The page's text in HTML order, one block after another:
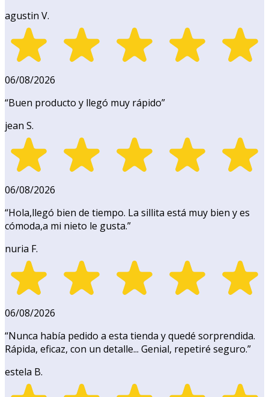
agustin V.
06/08/2026
“Buen producto y llegó muy rápido”
jean S.
06/08/2026
“Hola,llegó bien de tiempo. La sillita está muy bien y es
cómoda,a mi nieto le gusta.”
nuria F.
06/08/2026
“Nunca había pedido a esta tienda y quedé sorprendida.
Rápida, eficaz, con un detalle... Genial, repetiré seguro.”
estela B.